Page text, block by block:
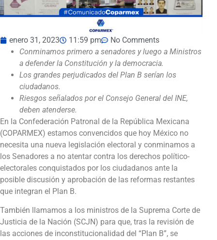
enero 31, 2023 11:59 pm
No Comments
Conminamos primero a senadores y luego a Ministros
a defender la Constitución y la democracia.
Los grandes perjudicados del Plan B serían los
ciudadanos.
Riesgos señalados por el Consejo General del INE,
deben atenderse.
En la Confederación Patronal de la República Mexicana
(COPARMEX) estamos convencidos que hoy México no
necesita una nueva legislación electoral y conminamos a
los Senadores a no atentar contra los derechos político-
electorales conquistados por los ciudadanos ante la
posible discusión y aprobación de las reformas restantes
que integran el Plan B.
También llamamos a los ministros de la Suprema Corte de
Justicia de la Nación (SCJN) para que, tras la revisión de
las acciones de inconstitucionalidad del “Plan B”, se